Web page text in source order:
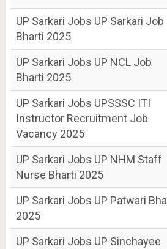
UP Sarkari Jobs UP Sarkari Job
Bharti 2025
UP Sarkari Jobs UP NCL Job
Bharti 2025
UP Sarkari Jobs UPSSSC ITI
Instructor Recruitment Job
Vacancy 2025
UP Sarkari Jobs UP NHM Staff
Nurse Bharti 2025
UP Sarkari Jobs UP Patwari
2025
UP Sarkari Jobs UP Sinchayee